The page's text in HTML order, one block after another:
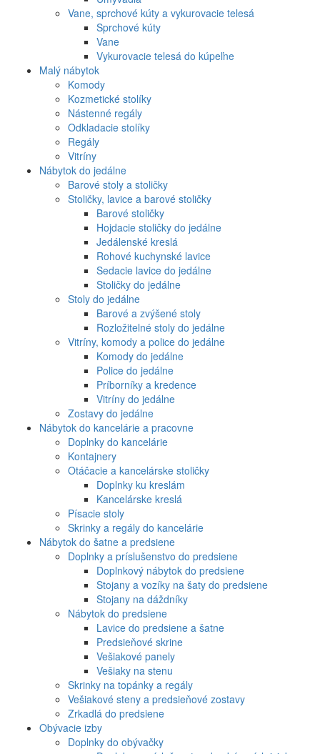
Vane, sprchové kúty a vykurovacie telesá
Sprchové kúty
Vane
Vykurovacie telesá do kúpeľne
Malý nábytok
Komody
Kozmetické stolíky
Nástenné regály
Odkladacie stolíky
Regály
Vitríny
Nábytok do jedálne
Barové stoly a stoličky
Stoličky, lavice a barové stoličky
Barové stoličky
Hojdacie stoličky do jedálne
Jedálenské kreslá
Rohové kuchynské lavice
Sedacie lavice do jedálne
Stoličky do jedálne
Stoly do jedálne
Barové a zvýšené stoly
Rozložitelné stoly do jedálne
Vitríny, komody a police do jedálne
Komody do jedálne
Police do jedálne
Príborníky a kredence
Vitríny do jedálne
Zostavy do jedálne
Nábytok do kancelárie a pracovne
Doplnky do kancelárie
Kontajnery
Otáčacie a kancelárske stoličky
Doplnky ku kreslám
Kancelárske kreslá
Písacie stoly
Skrinky a regály do kancelárie
Nábytok do šatne a predsiene
Doplnky a príslušenstvo do predsiene
Doplnkový nábytok do predsiene
Stojany a vozíky na šaty do predsiene
Stojany na dáždníky
Nábytok do predsiene
Lavice do predsiene a šatne
Predsieňové skrine
Vešiakové panely
Vešiaky na stenu
Skrinky na topánky a regály
Vešiakové steny a predsieňové zostavy
Zrkadlá do predsiene
Obývacie izby
Doplnky do obývačky